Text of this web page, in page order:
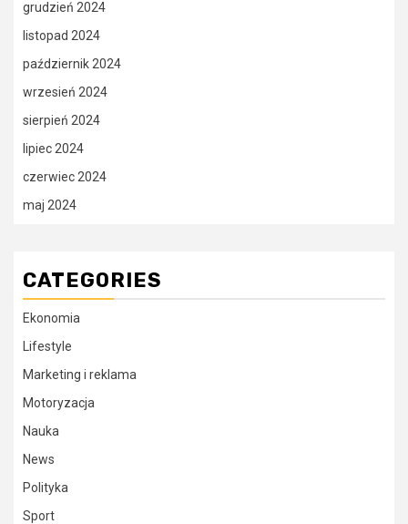
grudzień 2024
listopad 2024
październik 2024
wrzesień 2024
sierpień 2024
lipiec 2024
czerwiec 2024
maj 2024
CATEGORIES
Ekonomia
Lifestyle
Marketing i reklama
Motoryzacja
Nauka
News
Polityka
Sport